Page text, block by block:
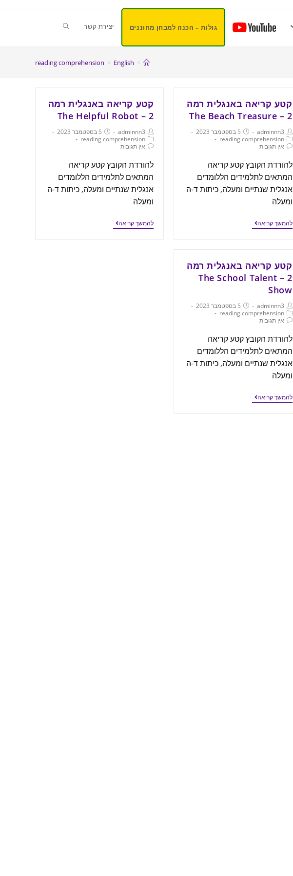
גולות – הכנה למבחן מחוננים יצירת קשר
>
English
>
reading comprehension
קטע קריאה באנגלית רמה
2 – The Beach Treasure
adminnn3
5 בספטמבר 2023
reading comprehension
אין תגובות
להורדת הקובץ קטע קריאה
המתאים לתלמידים הללומדים
אנגלית שנתיים ומעלה, כיתות ד-ה
ומעלה
להמשך קריאה
קטע קריאה באנגלית רמה
2 – The Helpful Robot
adminnn3
5 בספטמבר 2023
reading comprehension
אין תגובות
להורדת הקובץ קטע קריאה
המתאים לתלמידים הללומדים
אנגלית שנתיים ומעלה, כיתות ד-ה
ומעלה
להמשך קריאה
קטע קריאה באנגלית רמה
2 – The School Talent
Show
adminnn3
5 בספטמבר 2023
reading comprehension
אין תגובות
להורדת הקובץ קטע קריאה
המתאים לתלמידים הללומדים
אנגלית שנתיים ומעלה, כיתות ד-ה
ומעלה
להמשך קריאה